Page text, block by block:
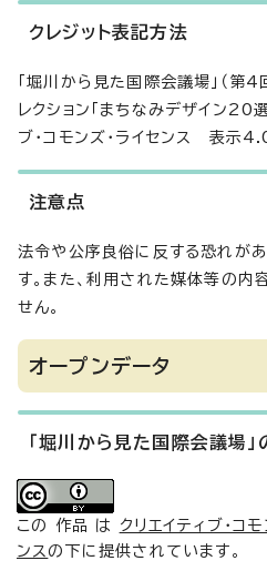
クレジット表記方法
「堀川から見た国際会議場」（第
レクション「まちなみデザイン20選
ブ・コモンズ・ライセンス 表示
注意点
法令や公序良俗に反する恐れが
す。また、利用された媒体等の内
せん。
オープンデータ
「堀川から見た国際会議場
この 作品 は クリエイティブ・
ンスの下に提供されています。